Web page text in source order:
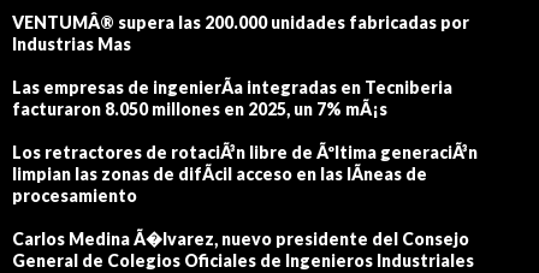
VENTUMÂ® supera las 200.000 unidades fabricadas por
Industrias Mas
Las empresas de ingenierÃ­a integradas en Tecniberia
facturaron 8.050 millones en 2025, un 7% mÃ¡s
Los retractores de rotaciÃ³n libre de Ãºltima generaciÃ³n
limpian las zonas de difÃ­cil acceso en las lÃ­neas de
procesamiento
Carlos Medina Ã�lvarez, nuevo presidente del Consejo
General de Colegios Oficiales de Ingenieros Industriales